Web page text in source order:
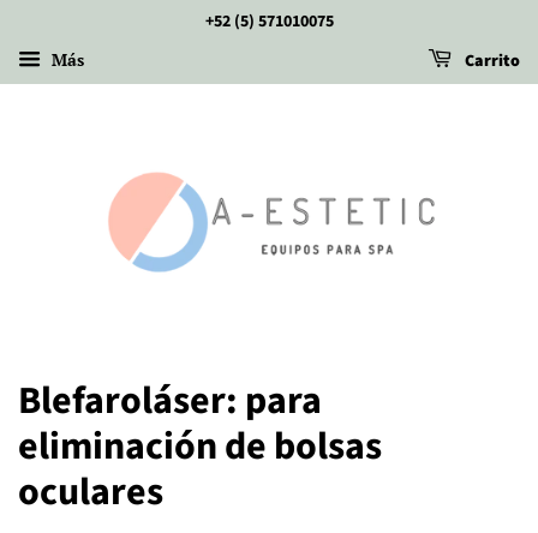
+52 (5) 571010075
Más Carrito
Blefaroláser: para
eliminación de bolsas
oculares